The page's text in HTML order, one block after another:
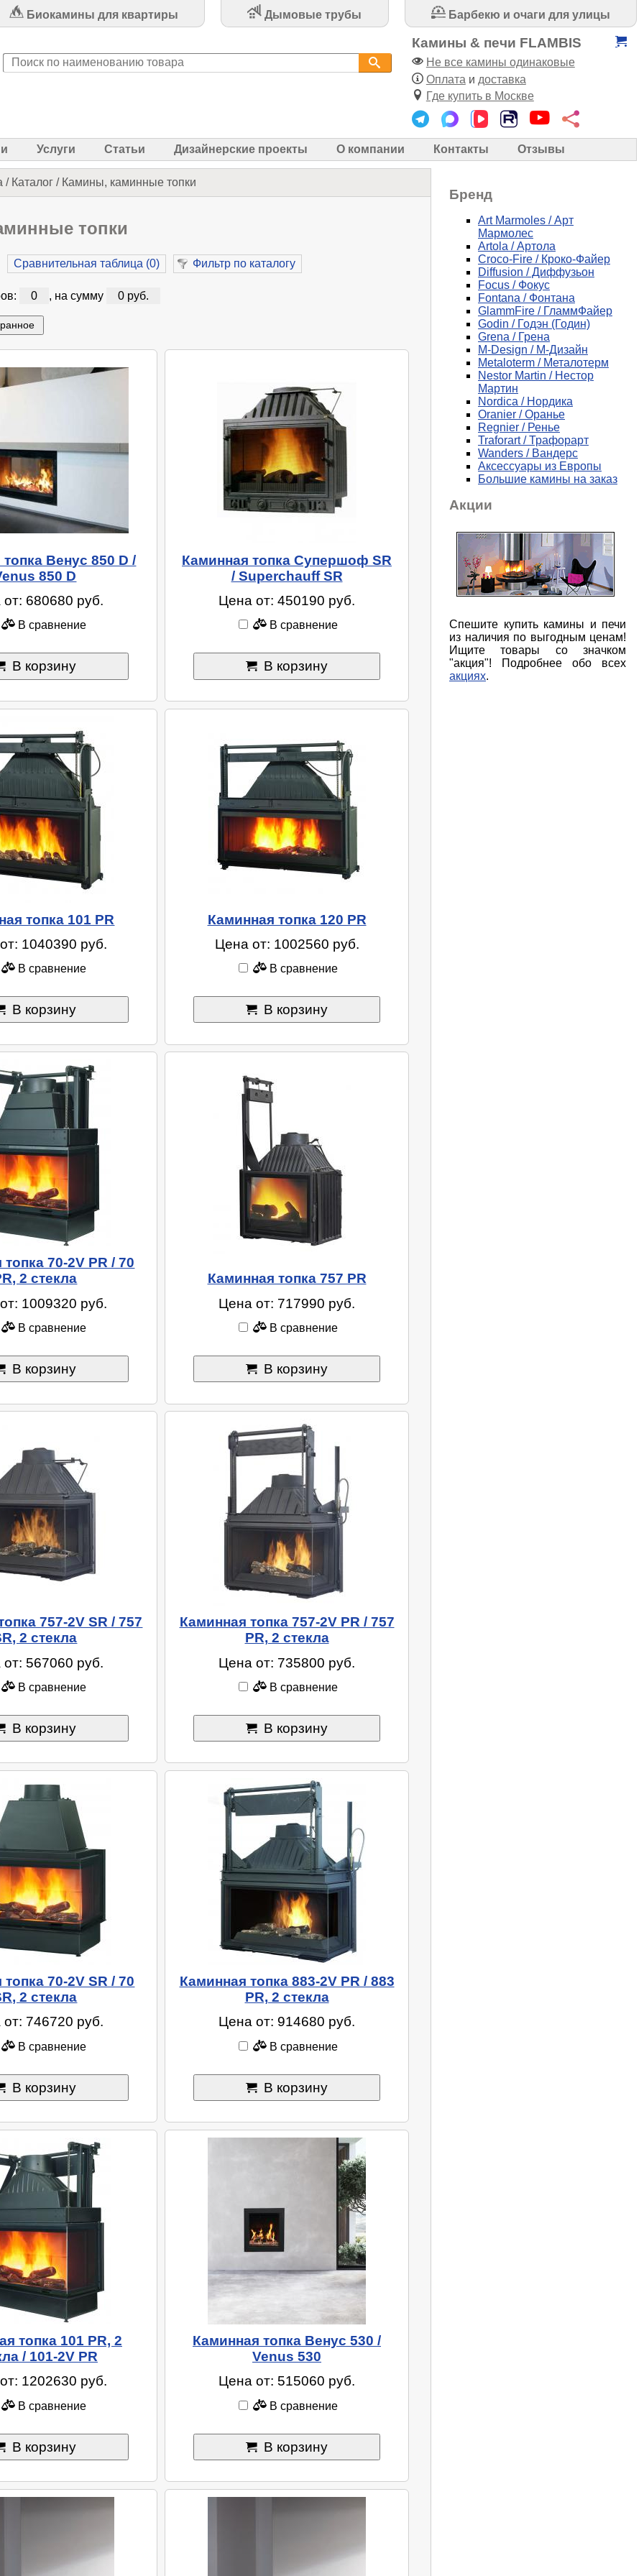
Биокамины для квартиры Дымовые трубы Барбекю и очаги для улицы
Камины & печи FLAMBIS
Не все камины одинаковые
Оплата и доставка
Где купить в Москве
Услуги Статьи Дизайнерские проекты О компании Контакты Отзывы
/ Каталог / Камины, каминные топки
топки
Сравнительная таблица (0) Фильтр по каталогу
0 , на сумму 0 руб.
Венус 850 D /
850 D
680680 руб.
В сравнение
В корзину
Каминная топка Супершоф SR
/ Superchauff SR
Цена от: 450190 руб.
В сравнение
В корзину
топка 101 PR
1040390 руб.
В сравнение
В корзину
Каминная топка 120 PR
Цена от: 1002560 руб.
В сравнение
В корзину
70-2V PR / 70
2 стекла
1009320 руб.
В сравнение
В корзину
Каминная топка 757 PR
Цена от: 717990 руб.
В сравнение
В корзину
757-2V SR / 757
2 стекла
567060 руб.
В сравнение
В корзину
Каминная топка 757-2V PR / 757
PR, 2 стекла
Цена от: 735800 руб.
В сравнение
В корзину
70-2V SR / 70
2 стекла
746720 руб.
В сравнение
В корзину
Каминная топка 883-2V PR / 883
PR, 2 стекла
Цена от: 914680 руб.
В сравнение
В корзину
топка 101 PR, 2
/ 101-2V PR
1202630 руб.
В сравнение
В корзину
Каминная топка Венус 530 /
Venus 530
Цена от: 515060 руб.
В сравнение
В корзину
Бренд
Art Marmoles / Арт
Мармолес
Artola / Артола
Croco-Fire / Кроко-Файер
Diffusion / Диффузьон
Focus / Фокус
Fontana / Фонтана
GlammFire / ГламмФайер
Godin / Годэн (Годин)
Grena / Грена
M-Design / М-Дизайн
Metaloterm / Металотерм
Nestor Martin / Нестор
Мартин
Nordica / Нордика
Oranier / Оранье
Regnier / Ренье
Traforart / Трафорарт
Wanders / Вандерс
Аксессуары из Европы
Большие камины на заказ
Акции
Спешите купить камины и печи
из наличия по выгодным ценам!
Ищите товары со значком
"акция"! Подробнее обо всех
акциях.